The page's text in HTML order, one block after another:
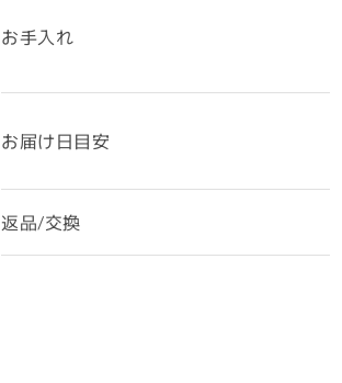
お手入れ
お届け日目安
返品/交換